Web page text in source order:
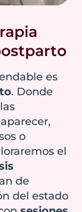
y
de la
de
fuerza,
que
en
, como
o
las
es
. Donde
o
el
de
del estado